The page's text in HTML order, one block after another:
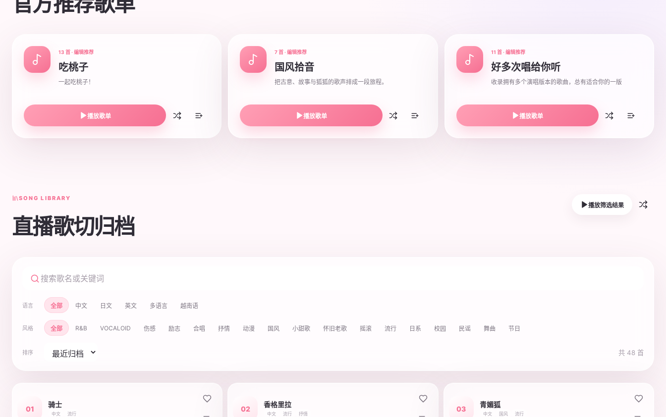
13 首 · 编辑推荐
吃桃子
一起吃桃子！
播放歌单
7 首 · 编辑推荐
国风拾音
把古意、故事与狐狐的歌声排成一段旅程。
播放歌单
11 首 · 编辑推荐
好多次唱给你听
收录拥有多个演唱版本的歌曲，总有适合你的一版
播放歌单
SONG LIBRARY
直播歌切归档
播放筛选结果
语言 全部 中文 日文 英文 多语言 越南语
风格 全部 R&B VOCALOID 伤感 励志 合唱 抒情 动漫 国风 小甜歌 怀旧老歌 摇滚 流行 日系 校园 民谣 舞曲 节日
排序 共 48 首
01
骑士
中文 流行
02
香格里拉
中文 流行 抒情
03
青媚狐
中文 国风 流行